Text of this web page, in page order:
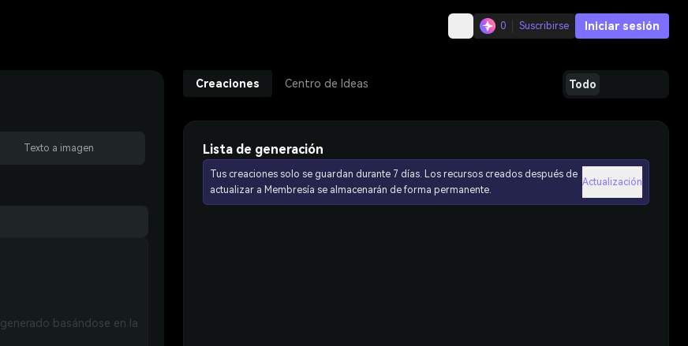
0 Suscribirse Iniciar sesión
Texto a imagen
Creaciones Centro de Ideas Todo
Lista de generación
Tus creaciones solo se guardan durante 7 días. Los recursos creados después de
actualizar a Membresía se almacenarán de forma permanente.
Actualización